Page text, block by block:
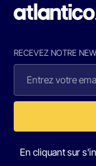
RECEVEZ NOTRE
En cliquant sur